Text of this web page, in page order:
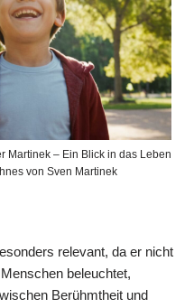
Martinek – Ein Blick in das Leben
von Sven Martinek
relevant, da er nicht
beleuchtet,
Berühmtheit und